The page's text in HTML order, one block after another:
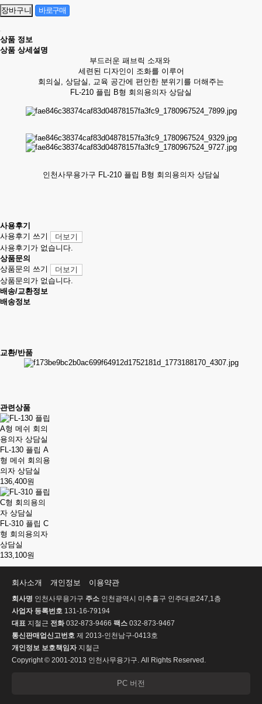
상품 정보
상품 상세설명
부드러운 패브릭 소재와
세련된 디자인이 조화를 이루어
회의실, 상담실, 교육 공간에 편안한 분위기를 더해주는
FL-210 플립 B형 회의용의자 상담실
인천사무용가구 FL-210 플립 B형 회의용의자 상담실
사용후기
사용후기 쓰기
더보기
사용후기가 없습니다.
상품문의
상품문의 쓰기
더보기
상품문의가 없습니다.
배송/교환정보
배송정보
교환/반품
관련상품
FL-130 플립 A
형 메쉬 회의용
의자 상담실
136,400원
FL-310 플립 C
형 회의용의자
상담실
133,100원
회사소개 개인정보 이용약관
회사명 인천사무용가구 주소 인천광역시 미추홀구 인주대로247,1층
사업자 등록번호 131-16-79194
대표 지철근 전화032-873-9466 팩스 032-873-9467
통신판매업신고번호 제 2013-인천남구-0413호
개인정보 보호책임자지철근
Copyright © 2001-2013 인천사무용가구. All Rights Reserved.
PC 버전